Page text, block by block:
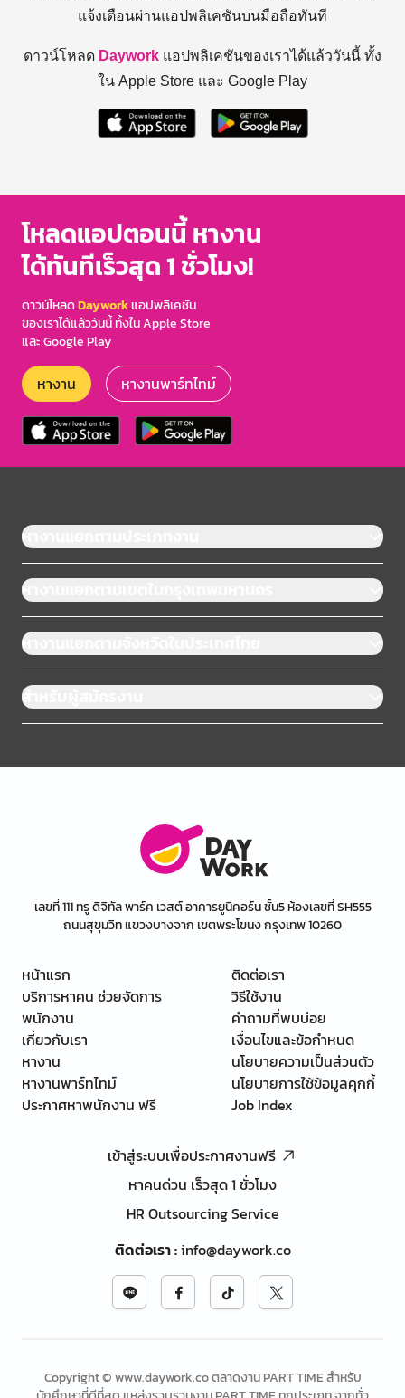
แจ้งเตือนผ่านแอปพลิเคชันบนมือถือทันที
ดาวน์โหลด Daywork แอปพลิเคชันของเราได้แล้ววันนี้ ทั้ง
ใน Apple Store และ Google Play
โหลดแอปตอนนี้ หางาน
ได้ทันทีเร็วสุด 1 ชั่วโมง!
ดาวน์โหลดDayworkแอปพลิเคชัน
ของเราได้แล้ววันนี้ ทั้งใน Apple Store
และ Google Play
หางาน หางานพาร์ทไทม์
หางานแยกตามประเภทงาน
หางานแยกตามเขตในกรุงเทพมหานคร
หางานแยกตามจังหวัดในประเทศไทย
สำหรับผู้สมัครงาน
เลขที่ 111 ทรู ดิจิทัล พาร์ค เวสต์ อาคารยูนิคอร์น ชั้น5 ห้องเลขที่ SH555
ถนนสุขุมวิท แขวงบางจาก เขตพระโขนง กรุงเทพ 10260
หน้าแรก
บริการหาคน ช่วยจัดการ
พนักงาน
เกี่ยวกับเรา
หางาน
หางานพาร์ทไทม์
ประกาศหาพนักงาน ฟรี
ติดต่อเรา
วิธีใช้งาน
คำถามที่พบบ่อย
เงื่อนไขและข้อกำหนด
นโยบายความเป็นส่วนตัว
นโยบายการใช้ข้อมูลคุกกี้
Job Index
เข้าสู่ระบบเพื่อประกาศงานฟรี
หาคนด่วน เร็วสุด 1 ชั่วโมง
HR Outsourcing Service
ติดต่อเรา:info@daywork.co
Copyright © www.daywork.co ตลาดงาน PART TIME สำหรับ